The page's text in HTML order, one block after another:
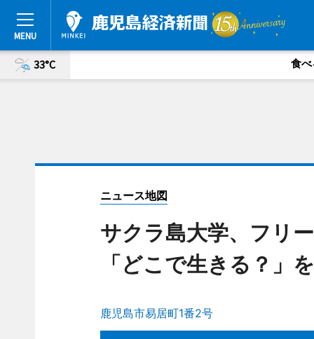
33°C 食べ
ニュース地図
サクラ島大学、フリ
「どこで生きる？」
鹿児島市易居町1番2号